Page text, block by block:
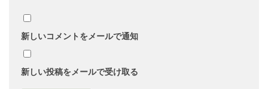
新しいコメントをメールで通知
新しい投稿をメールで受け取る